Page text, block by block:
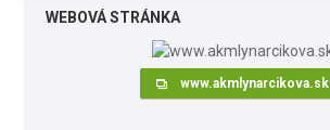
WEBOVÁ STRÁNKA
www.akmlynarcikova.sk